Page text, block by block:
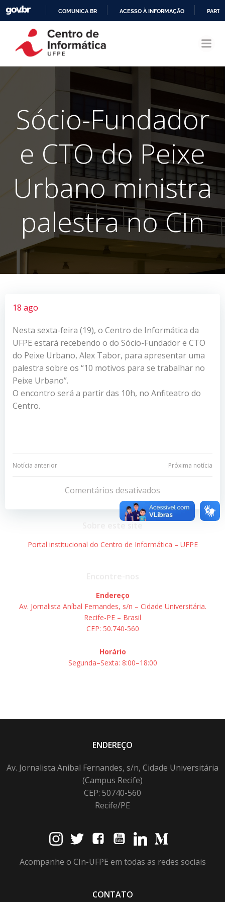
CONTEÚDO
COMUNICA BR ACESSO À INFORMAÇÃO
Sócio-Fundador
e CTO do Peixe
Urbano ministra
palestra no CIn
18 ago
Nesta sexta-feira (19), o Centro de Informática da
UFPE estará recebendo o do Sócio-Fundador e CTO
do Peixe Urbano, Alex Tabor, para apresentar uma
palestra sobre os “10 motivos para se trabalhar no
Peixe Urbano”.
O encontro será a partir das 10h, no Anfiteatro do
Centro.
Navegação
Post
Notícia anterior
Navegação
de
Post
Próxima notícia
Comentários desativados
Portal institucional do Centro de Informática – UFPE
Endereço
Av. Jornalista Aníbal Fernandes, s/n – Cidade Universitária.
Recife-PE – Brasil
CEP: 50.740-560
Horário
Segunda–Sexta: 8:00–18:00
ENDEREÇO
Av. Jornalista Anibal Fernandes, s/n, Cidade Universitária
(Campus Recife)
CEP: 50740-560
Recife/PE
Acompanhe o CIn-UFPE em todas as redes sociais
CONTATO